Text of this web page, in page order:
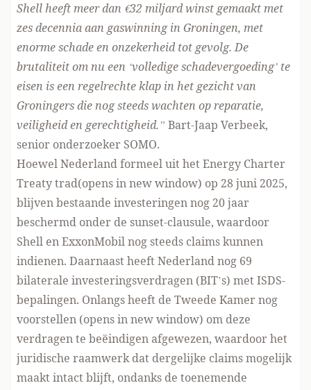
Shell heeft meer dan €32 miljard winst gemaakt met
zes decennia aan gaswinning in Groningen, met
enorme schade en onzekerheid tot gevolg. De
brutaliteit om nu een ‘volledige schadevergoeding’ te
eisen is een regelrechte klap in het gezicht van
Groningers die nog steeds wachten op reparatie,
veiligheid en gerechtigheid.” Bart-Jaap Verbeek,
senior onderzoeker SOMO.
Hoewel Nederlandformeel uit het Energy Charter
Treaty trad(opens in new window) op 28 juni 2025,
blijven bestaande investeringen nog 20 jaar
beschermd onder de sunset-clausule, waardoor
Shell en ExxonMobil nog steeds claims kunnen
indienen. Daarnaast heeft Nederland nog 69
bilaterale investeringsverdragen (BIT’s) met ISDS-
bepalingen. Onlangs heeft de Tweede Kamer nog
voorstellen (opens in new window) om deze
verdragen te beëindigen afgewezen, waardoor het
juridische raamwerk dat dergelijke claims mogelijk
maakt intact blijft, ondanks de toenemende